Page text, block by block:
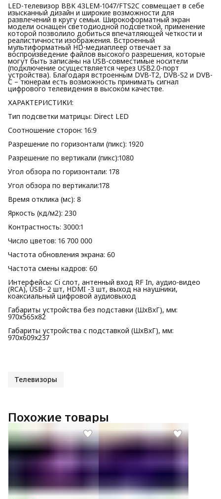
LED-телевизор BBK 43LEM-1047/FTS2C совмещает в себе
изысканный дизайн и широкие возможности для
развлечений в кругу семьи. Широкоформатный экран
модели оснащен светодиодной подсветкой, применение
которой позволило добиться впечатляющей четкости и
реалистичности изображения. Встроенный
мультиформатный HD-медиаплеер отвечает за
воспроизведение файлов высокого разрешения, которые
могут быть записаны на USB-совместимые носители
(подключение осуществляется через USB2.0-порт
устройства). Благодаря встроенным DVB-T2, DVB-S2 и DVB-
С – тюнерам есть возможность принимать сигнал
цифрового телевидения в высоком качестве.
ХАРАКТЕРИСТИКИ:
Тип подсветки матрицы: Direct LED
Соотношение сторон: 16:9
Разрешение по горизонтали (пикс): 1920
Разрешение по вертикали (пикс):1080
Угол обзора по горизонтали: 178
Угол обзора по вертикали:178
Время отклика (мс): 8
Яркость (кд/м2): 230
Контрастность: 3000:1
Число цветов: 16 700 000
Частота обновления экрана: 60
Частота смены кадров: 60
Интерфейсы: Ci слот, антенный вход RF In, аудио-видео
(RCA), USB- 2 шт, HDMI -3 шт, выход на наушники,
коаксиальный цифровой аудиовыход
Габариты устройства без подставки (ШхВхГ), мм:
970х565х82
Габариты устройства с подставкой (ШхВхГ), мм:
970х609х237
Телевизоры
Похожие товары